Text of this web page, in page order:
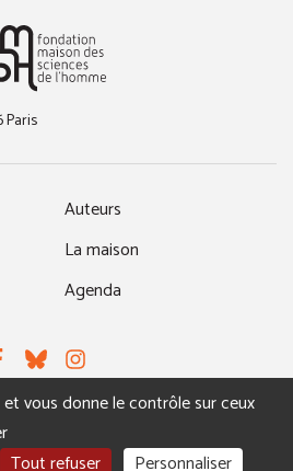
Paris
Auteurs
La maison
Agenda
BlueskyInstagram
NOUS CONTACTER
vous donne le contrôle sur ceux
Tout refuser Personnaliser